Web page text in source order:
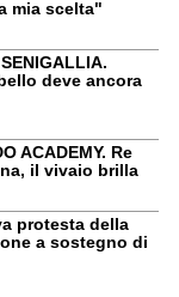
mia scelta"
deve ancora
ACADEMY. Re
il vivaio brilla
protesta della
a sostegno di